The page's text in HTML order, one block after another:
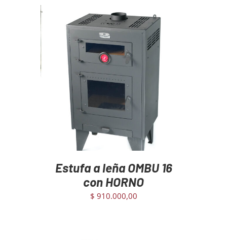
AGREGAR AL CARRITO DETAILS
Estufa a leña OMBU 16
con HORNO
$ 910.000,00